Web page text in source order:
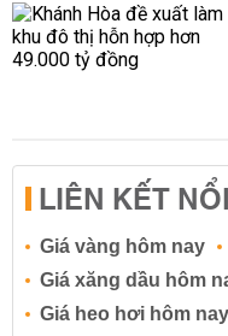
LIÊN KẾT
Giá vàng hôm nay
Giá xăng dầu hôm
Giá heo hơi hôm nay